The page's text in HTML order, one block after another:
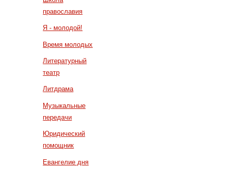
православия
Я - молодой!
Время молодых
Литературный
театр
Литдрама
Музыкальные
передачи
Юридический
помощник
Евангелие дня